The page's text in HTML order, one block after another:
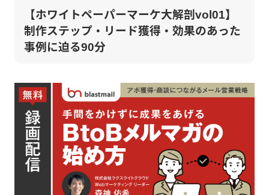
【ホワイトペーパーマーケ大解剖vol01】
制作ステップ・リード獲得・効果のあった
事例に迫る90分